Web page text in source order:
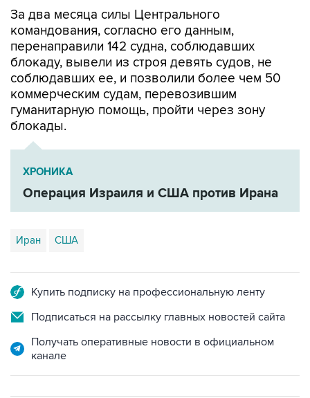
За два месяца силы Центрального
командования, согласно его данным,
перенаправили 142 судна, соблюдавших
блокаду, вывели из строя девять судов, не
соблюдавших ее, и позволили более чем 50
коммерческим судам, перевозившим
гуманитарную помощь, пройти через зону
блокады.
ХРОНИКА
Операция Израиля и США против Ирана
Иран США
Купить подписку на профессиональную ленту
Подписаться на рассылку главных новостей сайта
Получать оперативные новости в официальном
канале